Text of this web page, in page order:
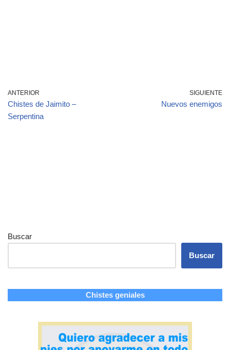
ANTERIOR
Chistes de Jaimito –
Serpentina
SIGUIENTE
Nuevos enemigos
Buscar
Buscar
Chistes geniales